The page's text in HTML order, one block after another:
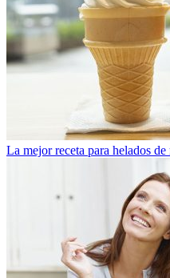
La mejor receta para helados